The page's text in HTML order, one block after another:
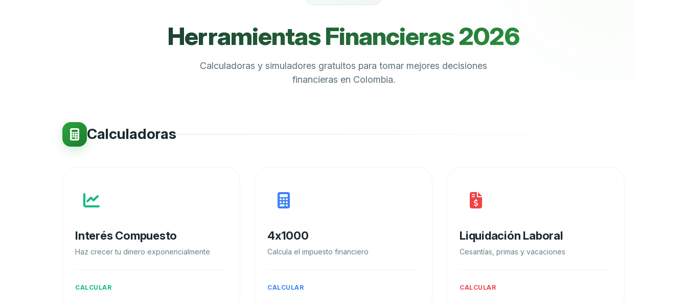
Herramientas Financieras 2026
Calculadoras y simuladores gratuitos para tomar mejores decisiones
financieras en Colombia.
Calculadoras
Interés Compuesto
Haz crecer tu dinero exponencialmente
CALCULAR
4x1000
Calcula el impuesto financiero
CALCULAR
Liquidación Laboral
Cesantías, primas y vacaciones
CALCULAR